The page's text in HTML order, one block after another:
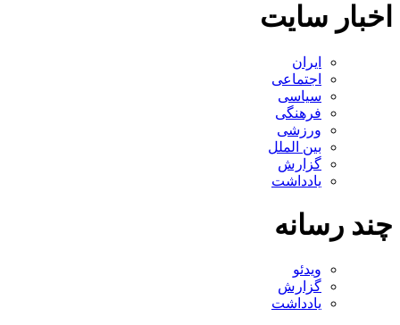
اخبار سایت
ایران
اجتماعی
سیاسی
فرهنگی
ورزشی
بین الملل
گزارش
یادداشت
چند رسانه
ویدئو
گزارش
یادداشت